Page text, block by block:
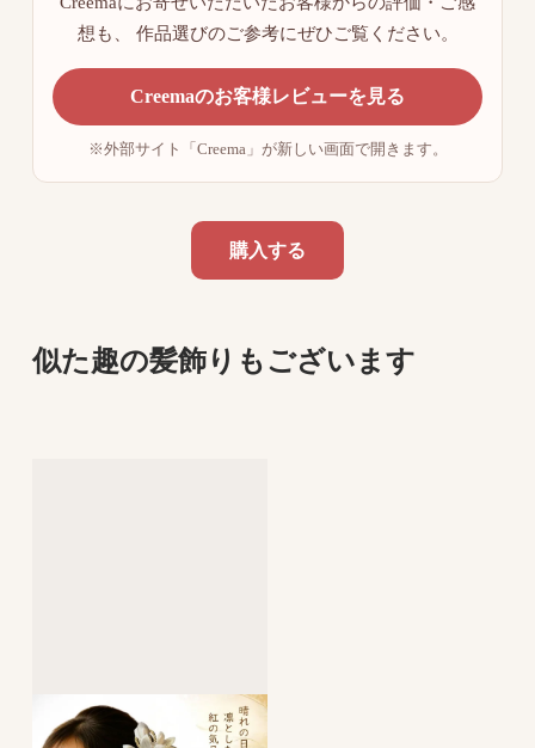
想も、
作品選びのご参考にぜひご覧ください。
Creemaのお客様レビューを見る
※外部サイト「Creema」が新しい画面で開きます。
購入する
似た趣の髪飾りもございます